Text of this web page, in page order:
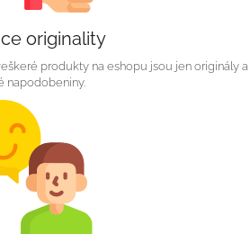
originality
produkty na eshopu jsou jen originály a
napodobeniny.